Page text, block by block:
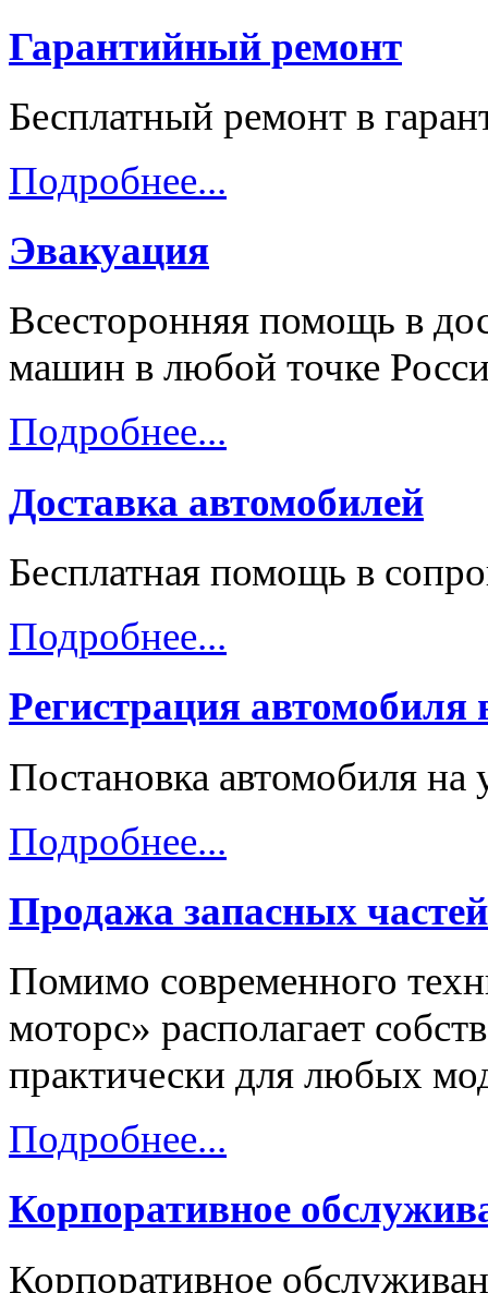
Гарантийный ремонт
Бесплатный ремонт в
Подробнее...
Эвакуация
Всесторонняя помощь в
машин в любой точке
Подробнее...
Доставка автомобилей
Бесплатная помощь в
Подробнее...
Регистрация
Постановка автомобиля на
Подробнее...
Продажа запасных
Помимо современного
моторс» располагает
практически для любых
Подробнее...
Корпоративное
Корпоративное